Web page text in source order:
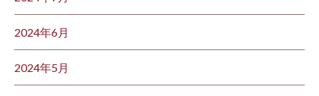
2024年6月
2024年5月